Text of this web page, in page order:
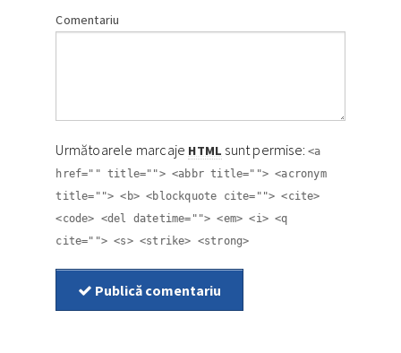
Comentariu
Următoarele marcaje HTML sunt permise:<a
href="" title=""> <abbr title=""> <acronym
title=""> <b> <blockquote cite=""> <cite>
<code> <del datetime=""> <em> <i> <q
cite=""> <s> <strike> <strong>
Publică comentariu